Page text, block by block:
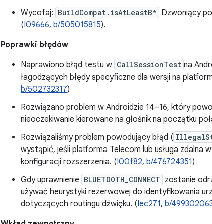
Wycofaj: BuildCompat.isAtLeastB* Dzwoniący
(I09666, b/505015815).
Poprawki błędów
Naprawiono błąd testu w CallSessionTest na
łagodzących błędy specyficzne dla wersji na
b/502732317)
Rozwiązano problem w Androidzie 14–16, który
nieoczekiwanie kierowane na głośnik na początku
Rozwiązaliśmy problem powodujący błąd (
wystąpić, jeśli platforma Telecom lub usługa zdalna
konfiguracji rozszerzenia. (I00f82, b/476724351)
Gdy uprawnienie BLUETOOTH_CONNECT zostanie
używać heurystyki rezerwowej do identyfikowania
dotyczących routingu dźwięku. (Iec271, b/